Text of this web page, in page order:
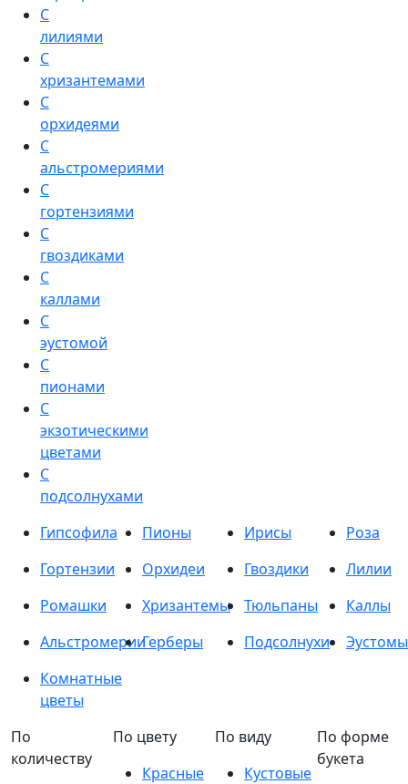
С
лилиями
С
хризантемами
С
орхидеями
С
альстромериями
С
гортензиями
С
гвоздиками
С
каллами
С
эустомой
С
пионами
С
экзотическими
цветами
С
подсолнухами
Гипсофила
Пионы Ирисы
Роза
Гортензии
Орхидеи Гвоздики
Лилии
Ромашки
Хризантемы Тюльпаны
Каллы
АльстромерииГерберы Подсолнухи
Эустомы
Комнатные
цветы
По
количеству
По цвету
Красные
По виду
Кустовые
По форме
букета